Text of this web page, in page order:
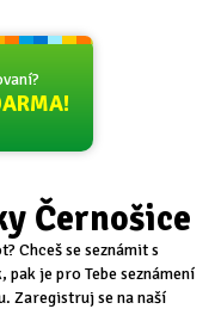
Černošice
Chceš se seznámit s
je pro Tebe seznámení
Zaregistruj se na naší